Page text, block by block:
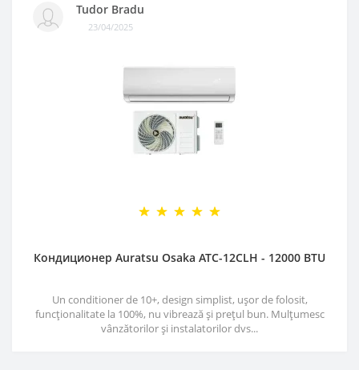
Tudor Bradu
23/04/2025
Кондиционер Auratsu Osaka ATC-12CLH - 12000 BTU
Un conditioner de 10+, design simplist, ușor de folosit,
funcționalitate la 100%, nu vibrează și prețul bun. Mulțumesc
vânzătorilor și instalatorilor dvs...